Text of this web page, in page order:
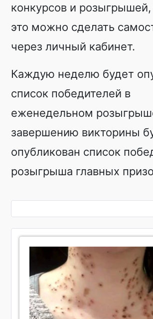
конкурсов и
это можно сделать
через личный кабинет.
Каждую неделю будет
список победителей в
еженедельном
завершению викторины
опубликован список
розыгрыша главных